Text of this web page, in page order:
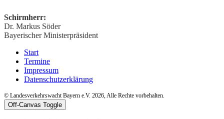
Schirmherr:
Dr. Markus Söder
Bayerischer Ministerpräsident
Start
Termine
Impressum
Datenschutzerklärung
© Landesverkehrswacht Bayern e.V. 2026, Alle Rechte vorbehalten.
Off-Canvas Toggle